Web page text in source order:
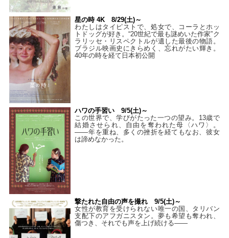
星の時 4K 8/29(土)～
わたしはタイピストで、処⼥で、コーラとホッ
トドッグが好き。“20世紀で最も謎めいた作家”ク
ラリッセ・リスペクトルが遺した最後の物語。
ブラジル映画史にきらめく、忘れがたい輝き。
40年の時を経て⽇本初公開
ハワの手習い 9/5(土)～
この世界で、学びがたった一つの望み。13歳で
結婚させられ、自由を奪われた母〈ハワ〉。
——年を重ね、多くの挫折を経てもなお、彼女
は諦めなかった。
撃たれた自由の声を撮れ 9/5(土)～
女性が教育を受けられない唯一の国、タリバン
支配下のアフガニスタン。夢も希望も奪われ、
傷つき、それでも声を上げ続ける——